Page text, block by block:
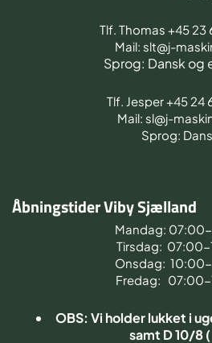
Tlf. Thomas +45 23
Mail: slt@j-
Sprog: Dansk og
Tlf. Jesper +45 24
Mail: sl@j-
Sprog:
Åbningstider Viby Sjælland
Mandag:
Tirsdag: 07:00-
Onsdag:
Fredag: 07:00-
OBS: Vi holder lukket i
samt D 10/8